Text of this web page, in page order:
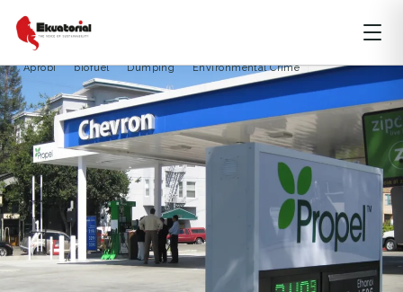
ENERGI
Aprobi biofuel Dumping Environmental Crime